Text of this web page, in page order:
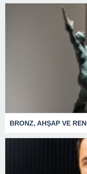
BRONZ, AHŞAP VE